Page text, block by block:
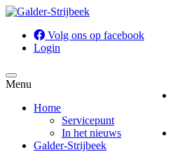
Volg ons op facebook
Login
Menu
Home
Servicepunt
In het nieuws
Galder-Strijbeek